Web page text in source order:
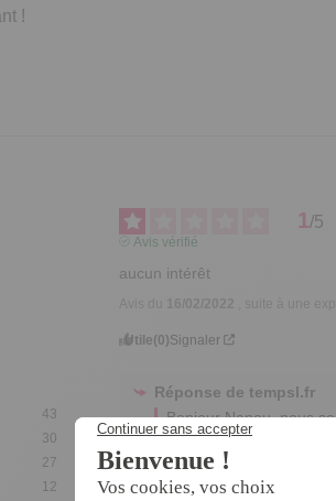
!
43
30
27
12
1/5
Avis vérifié
aucun intérêt
16/02/2022
Utile(0)Signaler
Réponse detempsl.fr
Bonjour Nanou, nous
transmettons votre